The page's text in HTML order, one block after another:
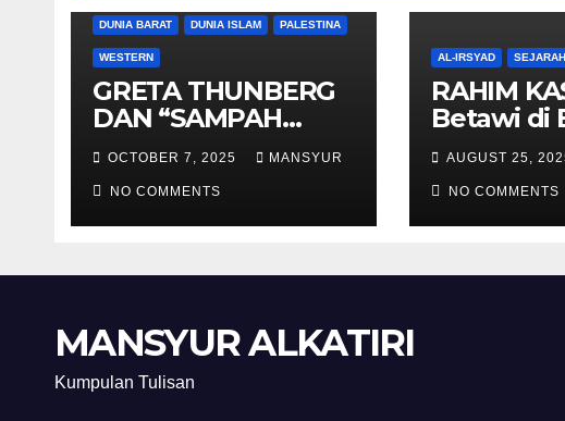
DUNIA BARAT DUNIA ISLAM PALESTINA
WESTERN
GRETA THUNBERG
DAN “SAMPAH
BERSORBAN”
OCTOBER 7, 2025 MANSYUR
NO COMMENTS
AL-IRSYAD
RAHIM
Betawi di
Andalas
AUGUST 25,
NO COMMENTS
MANSYUR ALKATIRI
Kumpulan Tulisan